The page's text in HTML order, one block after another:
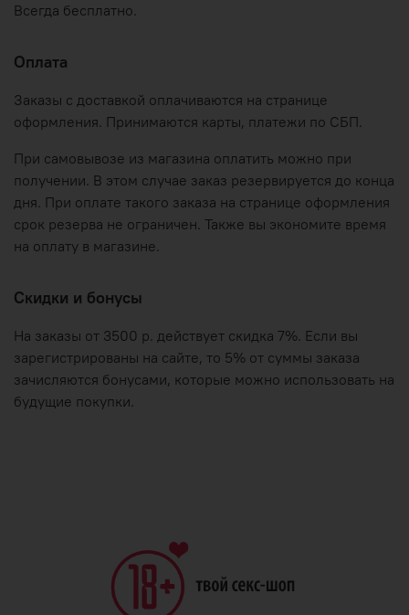
Всегда бесплатно.
Оплата
Заказы с доставкой оплачиваются на странице
оформления. Принимаются карты, платежи по СБП.
При самовывозе из магазина оплатить можно при
получении. В этом случае заказ резервируется до конца
дня. При оплате такого заказа на странице оформления
срок резерва не ограничен. Также вы экономите время
на оплату в магазине.
Скидки и бонусы
На заказы от 3500 р. действует скидка 7%. Если вы
зарегистрированы на сайте, то 5% от суммы заказа
зачисляются бонусами, которые можно использовать на
будущие покупки.